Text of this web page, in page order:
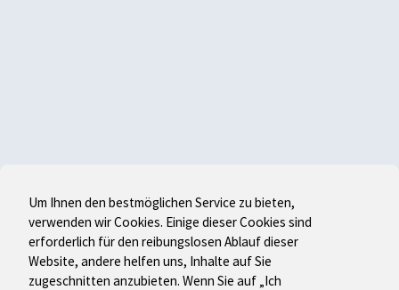
Um Ihnen den bestmöglichen Service zu bieten,
verwenden wir Cookies. Einige dieser Cookies sind
erforderlich für den reibungslosen Ablauf dieser
Website, andere helfen uns, Inhalte auf Sie
zugeschnitten anzubieten. Wenn Sie auf „Ich